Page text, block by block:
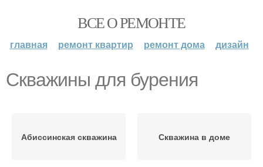
ВСЕ О РЕМОНТЕ
главная ремонт квартир ремонт дома дизайн
Скважины для бурения
Абиссинская скважина Скважина в доме